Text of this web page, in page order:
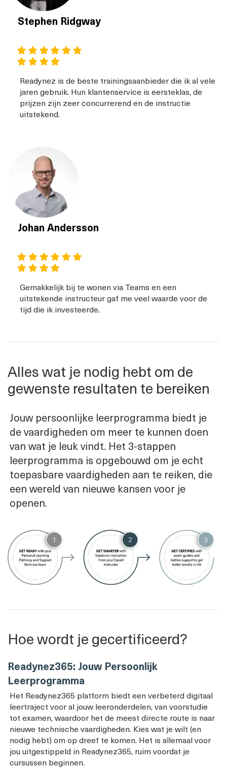
Stephen Ridgway
Readynez is de beste trainingsaanbieder die ik al vele
jaren gebruik. Hun klantenservice is eersteklas, de
prijzen zijn zeer concurrerend en de instructie
uitstekend.
Johan Andersson
Gemakkelijk bij te wonen via Teams en een
uitstekende instructeur gaf me veel waarde voor de
tijd die ik investeerde.
Alles wat je nodig hebt om de
gewenste resultaten te bereiken
Jouw persoonlijke leerprogramma biedt je
de vaardigheden om meer te kunnen doen
van wat je leuk vindt. Het 3-stappen
leerprogramma is opgebouwd om je echt
toepasbare vaardigheden aan te reiken, die
een wereld van nieuwe kansen voor je
openen.
Hoe wordt je gecertificeerd?
Readynez365: Jouw Persoonlijk
Leerprogramma
Het Readynez365 platform biedt een verbeterd digitaal
leertraject voor al jouw leeronderdelen, van voorstudie
tot examen, waardoor het de meest directe route is naar
nieuwe technische vaardigheden. Kies wat je wilt (en
nodig hebt) om op dreef te komen. Het is allemaal voor
jou uitgestippeld in Readynez365, ruim voordat je
cursussen beginnen.